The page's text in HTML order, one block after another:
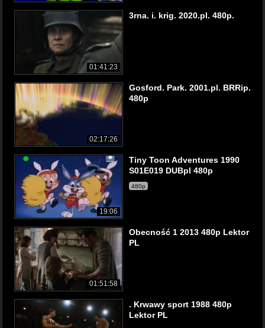
01:41:23
3rna. i. krig. 2020.pl. 480p.
02:17:26
Gosford. Park. 2001.pl. BRRip.
480p
19:06
Tiny Toon Adventures 1990
S01E019 DUBpl 480p
480p
01:51:58
Obecność 1 2013 480p Lektor
PL
. Krwawy sport 1988 480p
Lektor PL